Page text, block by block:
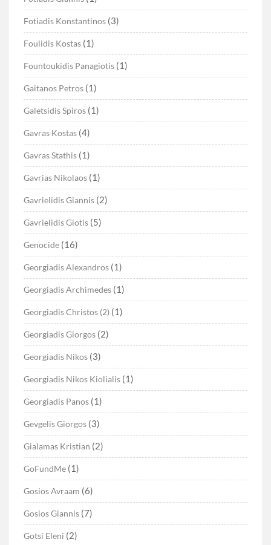
Fotiadis Konstantinos (3)
Foulidis Kostas (1)
Fountoukidis Panagiotis (1)
Gaitanos Petros (1)
Galetsidis Spiros (1)
Gavras Kostas (4)
Gavras Stathis (1)
Gavrias Nikolaos (1)
Gavrielidis Giannis (2)
Gavrielidis Giotis (5)
Genocide (16)
Georgiadis Alexandros (1)
Georgiadis Archimedes (1)
Georgiadis Christos (2) (1)
Georgiadis Giorgos (2)
Georgiadis Nikos (3)
Georgiadis Nikos Kiolialis (1)
Georgiadis Panos (1)
Gevgelis Giorgos (3)
Gialamas Kristian (2)
GoFundMe (1)
Gosios Avraam (6)
Gosios Giannis (7)
Gotsi Eleni (2)